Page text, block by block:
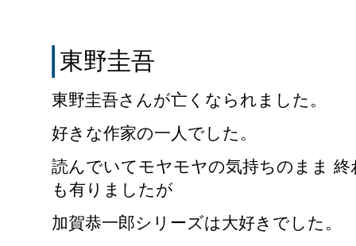
東野圭吾
東野圭吾さんが亡くなられました。
好きな作家の一人でした。
読んでいてモヤモヤの気持ちのまま
も有りましたが
加賀恭一郎シリーズは大好きでした。